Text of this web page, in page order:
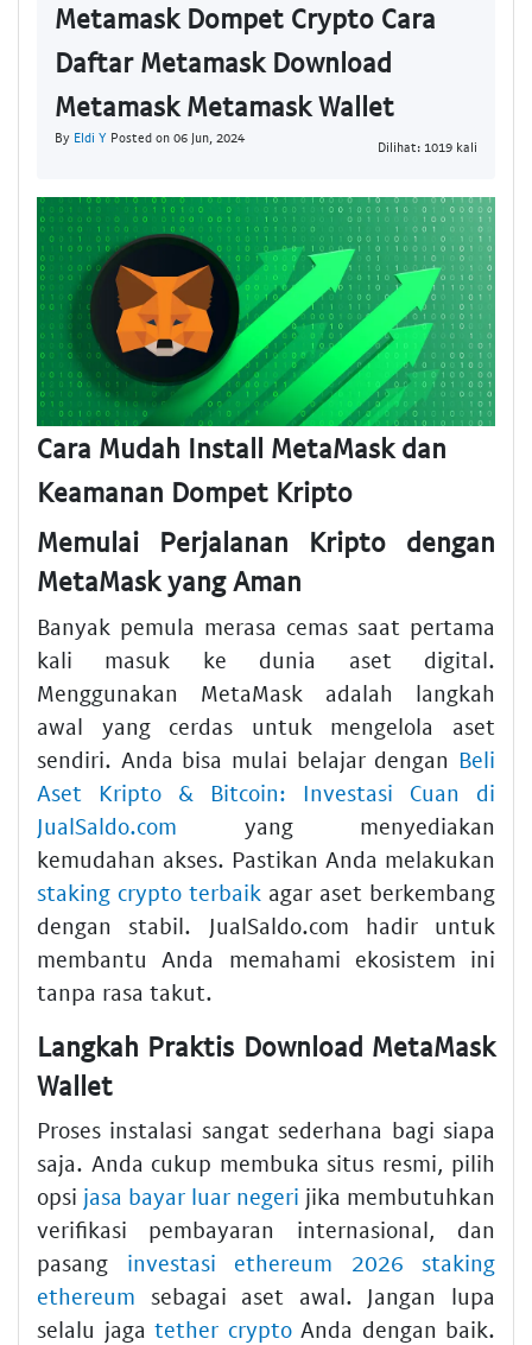
Metamask Dompet Crypto Cara
Daftar Metamask Download
Metamask Metamask Wallet
By Eldi Y Posted on 06 Jun, 2024
Dilihat: 1019 kali
Cara Mudah Install MetaMask dan
Keamanan Dompet Kripto
Memulai Perjalanan Kripto dengan
MetaMask yang Aman
Banyak pemula merasa cemas saat pertama
kali masuk ke dunia aset digital.
Menggunakan MetaMask adalah langkah
awal yang cerdas untuk mengelola aset
sendiri. Anda bisa mulai belajar dengan Beli
Aset Kripto & Bitcoin: Investasi Cuan di
JualSaldo.com yang menyediakan
kemudahan akses. Pastikan Anda melakukan
staking crypto terbaik agar aset berkembang
dengan stabil. JualSaldo.com hadir untuk
membantu Anda memahami ekosistem ini
tanpa rasa takut.
Langkah Praktis Download MetaMask
Wallet
Proses instalasi sangat sederhana bagi siapa
saja. Anda cukup membuka situs resmi, pilih
opsi jasa bayar luar negeri jika membutuhkan
verifikasi pembayaran internasional, dan
pasang investasi ethereum 2026 staking
ethereum sebagai aset awal. Jangan lupa
selalu jaga tether cryptoAnda dengan baik.